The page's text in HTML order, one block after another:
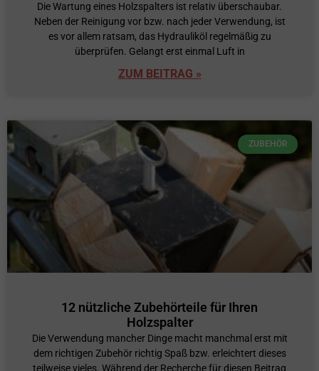
Die Wartung eines Holzspalters ist relativ überschaubar.
Neben der Reinigung vor bzw. nach jeder Verwendung, ist
es vor allem ratsam, das Hydrauliköl regelmäßig zu
überprüfen. Gelangt erst einmal Luft in
ZUM BEITRAG »
ZUBEHÖR
12 nützliche Zubehörteile für Ihren
Holzspalter
Die Verwendung mancher Dinge macht manchmal erst mit
dem richtigen Zubehör richtig Spaß bzw. erleichtert dieses
teilweise vieles. Während der Recherche für diesen Beitrag